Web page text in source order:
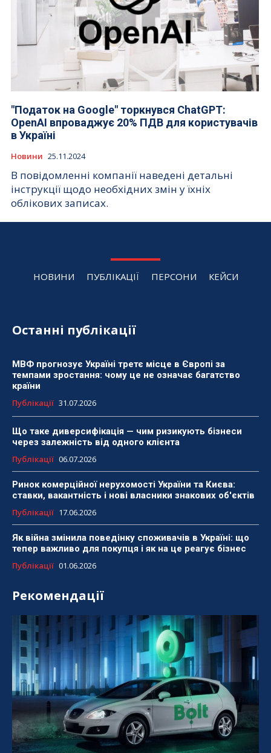
"Податок на Google" торкнувся ChatGPT:
OpenAI впроваджує 20% ПДВ для користувачів
в Україні
Новини 25.11.2024
В повідомленні компанії наведені детальні
інструкції щодо необхідних змін у їхніх
облікових записах.
НОВИНИ ПУБЛІКАЦІЇ ПЕРСОНИ КЕЙСИ
Останні публікації
МВФ прогнозує Україні третє місце в Європі за
темпами зростання: чому це не означає багатство
країни
Публікації 31.07.2026
Що таке диверсифікація — чим ризикують бізнеси
через залежність від одного клієнта
Публікації 06.07.2026
Ринок комерційної нерухомості України та Києва:
ставки, вакантність і нові власники знакових об'єктів
Публікації 17.06.2026
Як війна змінила поведінку споживачів в Україні: що
тепер важливо для покупця і як на це реагує бізнес
Публікації 01.06.2026
Рекомендації